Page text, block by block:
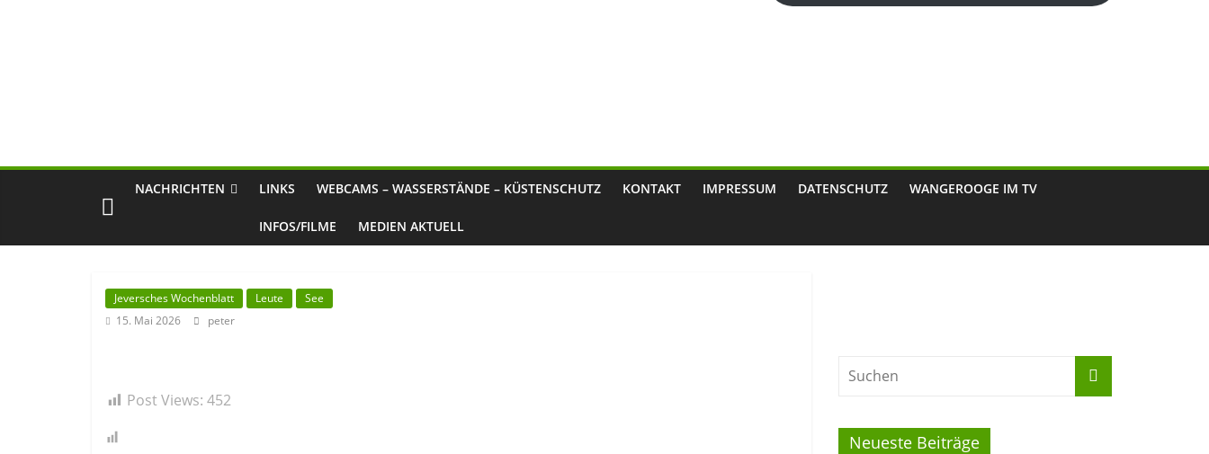
NACHRICHTEN LINKS WEBCAMS – WASSERSTÄNDE – KÜSTENSCHUTZ KONTAKT IMPRESSUM DATENSCHUTZ WANGEROOGE IM TV
INFOS/FILME MEDIEN AKTUELL
Jeversches Wochenblatt Leute
See
15. Mai 2026
peter
Post Views: 452
Neueste Beiträge